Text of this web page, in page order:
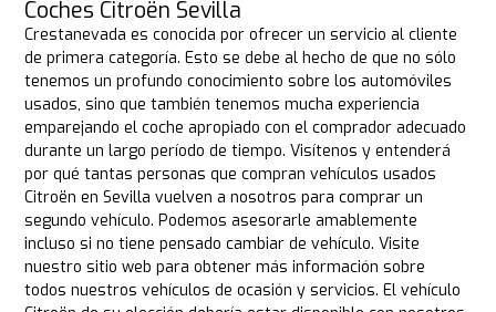
Coches Citroën Sevilla
Crestanevada es conocida por ofrecer un servicio al cliente
de primera categoría. Esto se debe al hecho de que no sólo
tenemos un profundo conocimiento sobre los automóviles
usados, sino que también tenemos mucha experiencia
emparejando el coche apropiado con el comprador adecuado
durante un largo período de tiempo. Visítenos y entenderá
por qué tantas personas que compran vehículos usados
Citroën en Sevilla vuelven a nosotros para comprar un
segundo vehículo. Podemos asesorarle amablemente
incluso si no tiene pensado cambiar de vehículo. Visite
nuestro sitio web para obtener más información sobre
todos nuestros vehículos de ocasión y servicios. El vehículo